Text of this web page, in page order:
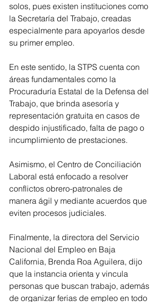
solos, pues existen instituciones como
la Secretaría del Trabajo, creadas
especialmente para apoyarlos desde
su primer empleo.
En este sentido, la STPS cuenta con
áreas fundamentales como la
Procuraduría Estatal de la Defensa del
Trabajo, que brinda asesoría y
representación gratuita en casos de
despido injustificado, falta de pago o
incumplimiento de prestaciones.
Asimismo, el Centro de Conciliación
Laboral está enfocado a resolver
conflictos obrero-patronales de
manera ágil y mediante acuerdos que
eviten procesos judiciales.
Finalmente, la directora del Servicio
Nacional del Empleo en Baja
California, Brenda Roa Aguilera, dijo
que la instancia orienta y vincula
personas que buscan trabajo, además
de organizar ferias de empleo en todo